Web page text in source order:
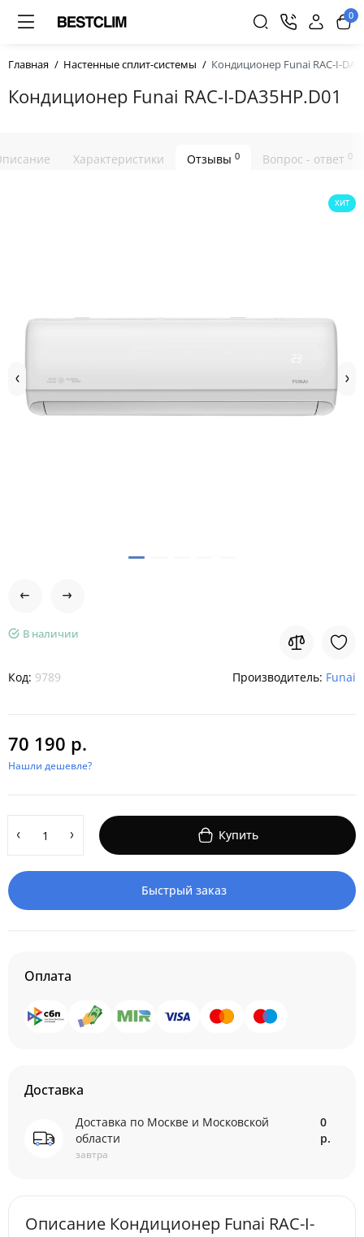
0
Главная Настенные сплит-системы Кондиционер Funai RAC-I-
Кондиционер Funai RAC-I-DA35HP.D01
Характеристики Отзывы 0 Вопрос - ответ 0
ХИТ
В наличии
Код: 9789 Производитель: Funai
70 190 р.
Нашли дешевле?
Купить
Быстрый заказ
Оплата
Доставка
Доставка по Москве и Московской
области
завтра
0
р.
Описание Кондиционер Funai RAC-I-